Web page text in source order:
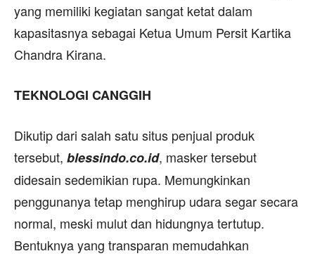
yang memiliki kegiatan sangat ketat dalam
kapasitasnya sebagai Ketua Umum Persit Kartika
Chandra Kirana.
TEKNOLOGI CANGGIH
Dikutip dari salah satu situs penjual produk
tersebut, blessindo.co.id, masker tersebut
didesain sedemikian rupa. Memungkinkan
penggunanya tetap menghirup udara segar secara
normal, meski mulut dan hidungnya tertutup.
Bentuknya yang transparan memudahkan